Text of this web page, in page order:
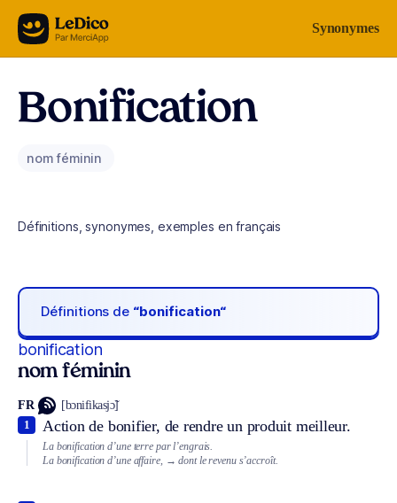
Aller au contenu Synonymes
Bonification
nom féminin
Définitions, synonymes, exemples en français
Définitions de “bonification“
bonification
nom féminin
FR [bɔnifikasjɔ̃]
Action de bonifier, de rendre un produit meilleur.
1
La bonification d’une terre par l’engrais.
La bonification d’une affaire, → dont le revenu s’accroît.